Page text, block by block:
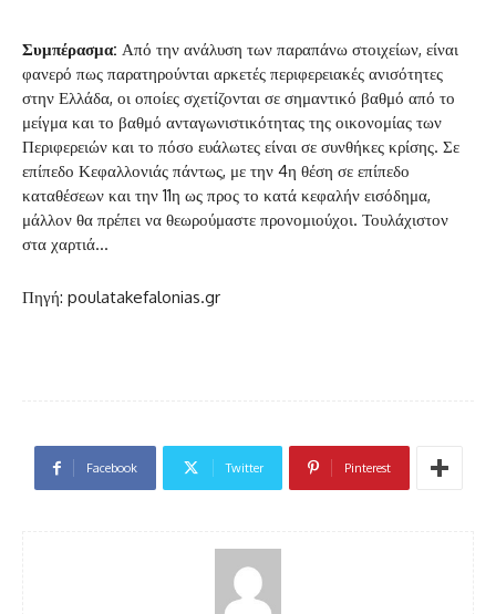
Συμπέρασμα: Από την ανάλυση των παραπάνω στοιχείων, είναι
φανερό πως παρατηρούνται αρκετές περιφερειακές ανισότητες
στην Ελλάδα, οι οποίες σχετίζονται σε σημαντικό βαθμό από το
μείγμα και το βαθμό ανταγωνιστικότητας της οικονομίας των
Περιφερειών και το πόσο ευάλωτες είναι σε συνθήκες κρίσης. Σε
επίπεδο Κεφαλλονιάς πάντως, με την 4η θέση σε επίπεδο
καταθέσεων και την 11η ως προς το κατά κεφαλήν εισόδημα,
μάλλον θα πρέπει να θεωρούμαστε προνομιούχοι. Τουλάχιστον
στα χαρτιά…
Πηγή: poulatakefalonias.gr
Facebook Twitter Pinterest